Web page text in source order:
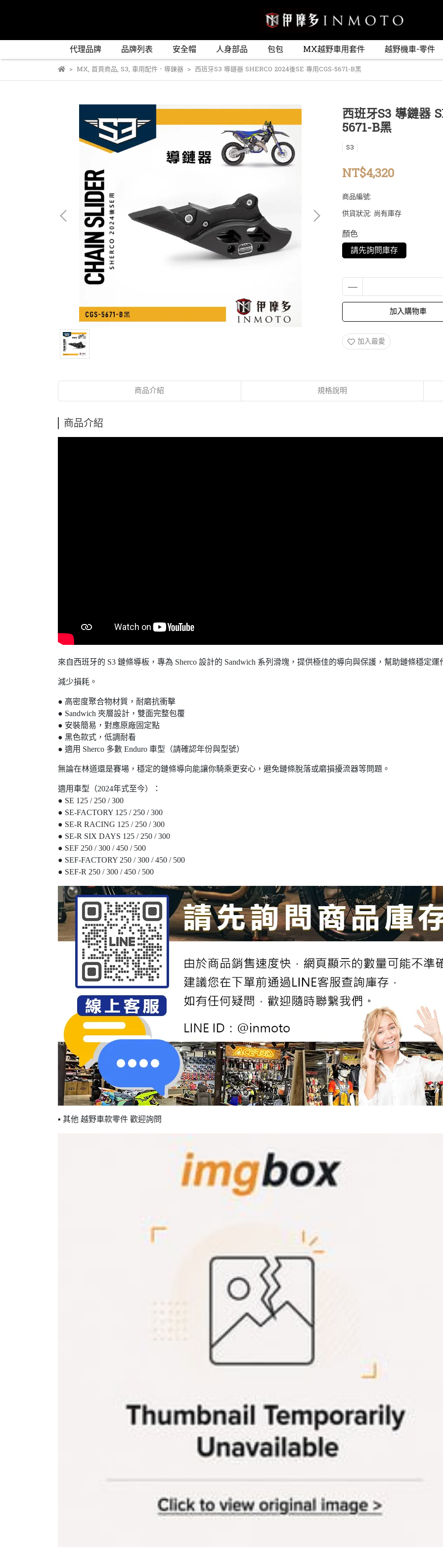
代理品牌 品牌列表 安全帽 人身部品 包包 MX越野車用套件 越野機車-零件
MX, 首頁商品, S3, 車用配件．導鍊器 西班牙S3 導鏈器 SHERCO 2024後SE 專用CGS-5671-B黑
西班牙S3 導鏈器
5671-B黑
S3
NT$4,320
商品編號:
供貨狀況: 尚有庫存
顏色
請先詢問庫存
加入購物車
加入最愛
商品介紹 規格說明
商品介紹
來自西班牙的 S3 鏈條導板，專為 Sherco 設計的 Sandwich 系列滑塊，提供極佳的導向與保護，幫助鏈條穩定運
減少損耗。
● 高密度聚合物材質，耐磨抗衝擊
● Sandwich 夾層設計，雙面完整包覆
● 安裝簡易，對應原廠固定點
● 黑色款式，低調耐看
● 適用 Sherco 多數 Enduro 車型（請確認年份與型號）
無論在林道還是賽場，穩定的鏈條導向能讓你騎乘更安心，避免鏈條脫落或磨損擾流器等問題。
適用車型（2024年式至今）：
● SE 125 / 250 / 300
● SE-FACTORY 125 / 250 / 300
● SE-R RACING 125 / 250 / 300
● SE-R SIX DAYS 125 / 250 / 300
● SEF 250 / 300 / 450 / 500
● SEF-FACTORY 250 / 300 / 450 / 500
● SEF-R 250 / 300 / 450 / 500
▪ 其他 越野車款零件 歡迎詢問